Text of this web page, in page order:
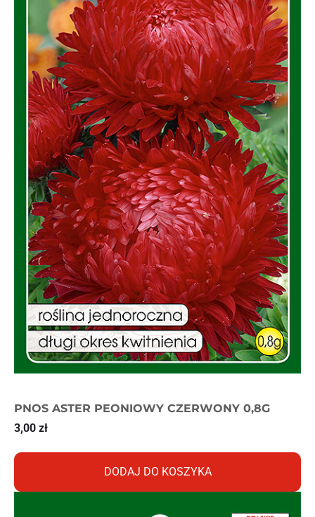
PNOS ASTER PEONIOWY CZERWONY 0,8G
3,00 zł
DODAJ DO KOSZYKA